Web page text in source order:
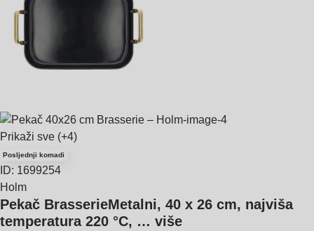
Prikaži sve (+4)
Posljednji komadi
ID: 1699254
Holm
Pekač BrasserieMetalni, 40 x 26 cm, najviša
temperatura 220 °C, … više